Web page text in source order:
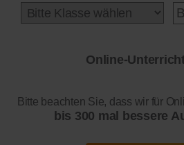
Online-
Bitte beachten Sie, dass wir für
bis 300 mal bessere